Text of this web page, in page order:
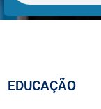
EDUCAÇÃO